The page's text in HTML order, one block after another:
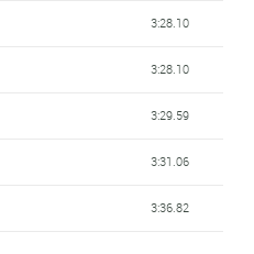
3:28.10
3:28.10
3:29.59
3:31.06
3:36.82